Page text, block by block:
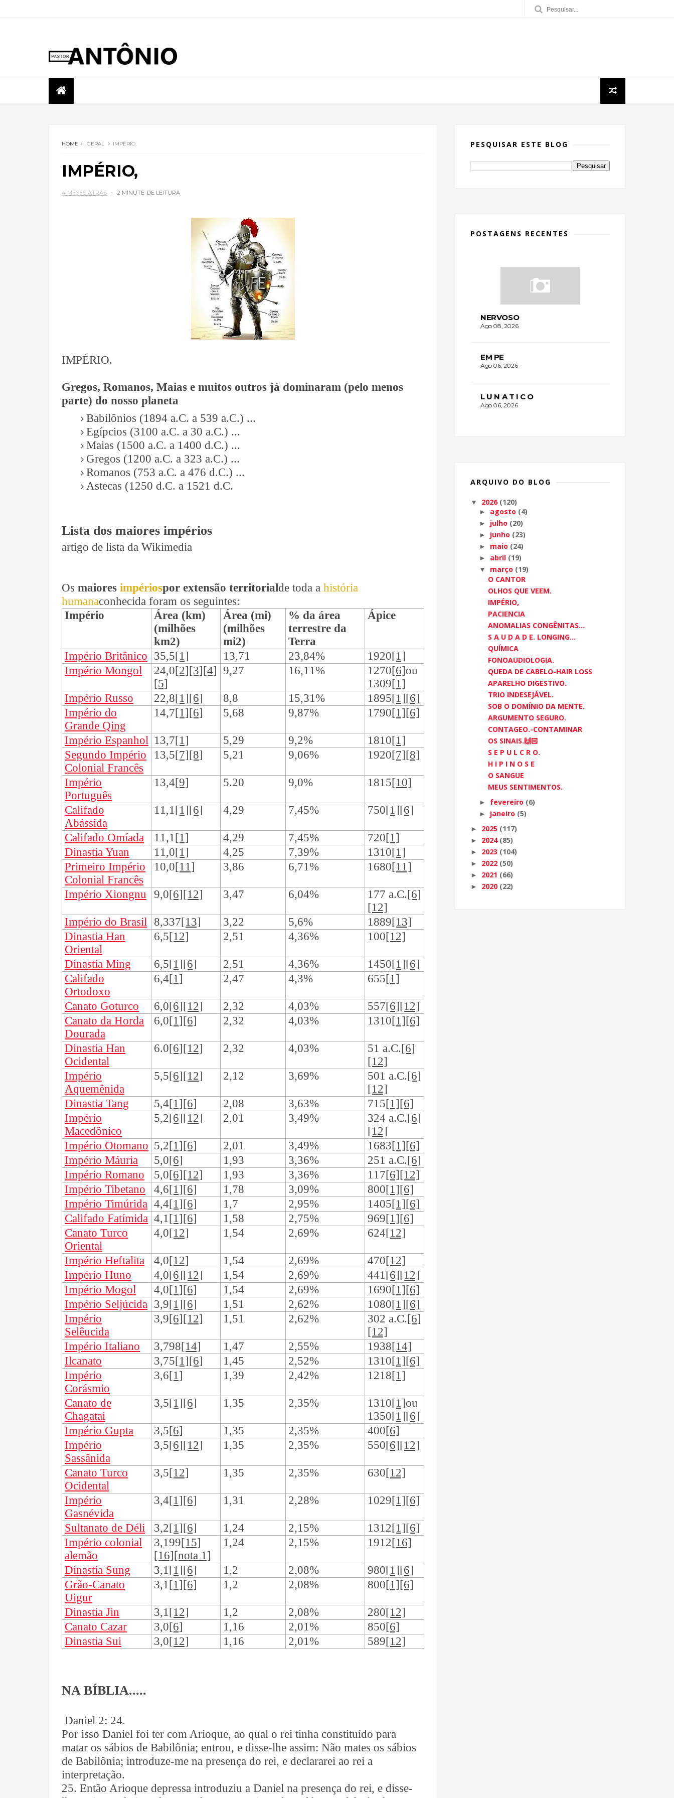
HOME GERAL IMPÉRIO,
IMPÉRIO,
4 MESES ATRÁS 2 MINUTE DE LEITURA
IMPÉRIO.
Gregos, Romanos, Maias e muitos outros já dominaram (pelo menos
parte) do nosso planeta
Babilônios (1894 a.C. a 539 a.C.) ...
Egípcios (3100 a.C. a 30 a.C.) ...
Maias (1500 a.C. a 1400 d.C.) ...
Gregos (1200 a.C. a 323 a.C.) ...
Romanos (753 a.C. a 476 d.C.) ...
Astecas (1250 d.C. a 1521 d.C.
Lista dos maiores impérios
artigo de lista da Wikimedia
Os maiores impériospor extensão territorialde toda a história
humanaconhecida foram os seguintes:
Império
Área (km)
(milhões
km2)
Área (mi)
(milhões
mi2)
% da área
terrestre da
Terra
Ápice
Império Britânico 35,5[1] 13,71 23,84% 1920[1]
Império Mongol
24,0[2][3][4]
[5]
9,27 16,11% 1270[6]ou
1309[1]
Império Russo
22,8[1][6] 8,8 15,31% 1895[1][6]
Império do
Grande Qing
14,7[1][6] 5,68 9,87% 1790[1][6]
Império Espanhol 13,7[1] 5,29 9,2% 1810[1]
Segundo Império
Colonial Francês
13,5[7][8] 5,21 9,06% 1920[7][8]
Império
Português
13,4[9] 5.20 9,0% 1815[10]
Califado
Abássida
11,1[1][6] 4,29 7,45% 750[1][6]
Califado Omíada 11,1[1] 4,29 7,45% 720[1]
Dinastia Yuan
11,0[1] 4,25 7,39% 1310[1]
Primeiro Império
Colonial Francês
10,0[11] 3,86 6,71% 1680[11]
Império Xiongnu 9,0[6][12] 3,47 6,04% 177 a.C.[6]
[12]
Império do Brasil 8,337[13] 3,22 5,6% 1889[13]
Dinastia Han
Oriental
6,5[12] 2,51 4,36% 100[12]
Dinastia Ming 6,5[1][6] 2,51 4,36% 1450[1][6]
Califado
Ortodoxo
6,4[1] 2,47 4,3% 655[1]
Canato Goturco 6,0[6][12] 2,32 4,03% 557[6][12]
Canato da Horda
Dourada
6,0[1][6] 2,32 4,03% 1310[1][6]
Dinastia Han
Ocidental
6.0[6][12] 2,32 4,03% 51 a.C.[6]
[12]
Império
Aquemênida
5,5[6][12] 2,12 3,69% 501 a.C.[6]
[12]
Dinastia Tang
5,4[1][6] 2,08 3,63% 715[1][6]
Império
Macedônico
5,2[6][12] 2,01 3,49% 324 a.C.[6]
[12]
Império Otomano 5,2[1][6] 2,01 3,49% 1683[1][6]
Império Máuria
5,0[6] 1,93 3,36% 251 a.C.[6]
Império Romano
5,0[6][12] 1,93 3,36% 117[6][12]
Império Tibetano
4,6[1][6] 1,78 3,09% 800[1][6]
Império Timúrida 4,4[1][6] 1,7 2,95% 1405[1][6]
Califado Fatímida 4,1[1][6] 1,58 2,75% 969[1][6]
Canato Turco
Oriental
4,0[12] 1,54 2,69% 624[12]
Império Heftalita 4,0[12] 1,54 2,69% 470[12]
Império Huno
4,0[6][12] 1,54 2,69% 441[6][12]
Império Mogol
4,0[1][6] 1,54 2,69% 1690[1][6]
Império Seljúcida 3,9[1][6] 1,51 2,62% 1080[1][6]
Império
Selêucida
3,9[6][12] 1,51 2,62% 302 a.C.[6]
[12]
Império Italiano
3,798[14] 1,47 2,55% 1938[14]
Ilcanato
3,75[1][6] 1,45 2,52% 1310[1][6]
Império
Corásmio
3,6[1] 1,39 2,42% 1218[1]
Canato de
Chagatai
3,5[1][6] 1,35 2,35% 1310[1]ou
1350[1][6]
Império Gupta
3,5[6] 1,35 2,35% 400[6]
Império
Sassânida
3,5[6][12] 1,35 2,35% 550[6][12]
Canato Turco
Ocidental
3,5[12] 1,35 2,35% 630[12]
Império
Gasnévida
3,4[1][6] 1,31 2,28% 1029[1][6]
Sultanato de Déli 3,2[1][6] 1,24 2,15% 1312[1][6]
Império colonial
alemão
3,199[15]
[16][nota 1]
1,24 2,15% 1912[16]
Dinastia Sung 3,1[1][6] 1,2 2,08% 980[1][6]
Grão-Canato
Uigur
3,1[1][6] 1,2 2,08% 800[1][6]
Dinastia Jin 3,1[12] 1,2 2,08% 280[12]
Canato Cazar
3,0[6] 1,16 2,01% 850[6]
Dinastia Sui
3,0[12] 1,16 2,01% 589[12]
NA BÍBLIA.....
Daniel 2: 24.
Por isso Daniel foi ter com Arioque, ao qual o rei tinha constituído para
matar os sábios de Babilônia; entrou, e disse-lhe assim: Não mates os sábios
de Babilônia; introduze-me na presença do rei, e declararei ao rei a
interpretação.
25. Então Arioque depressa introduziu a Daniel na presença do rei, e disse-
PESQUISAR ESTE BLOG
POSTAGENS RECENTES
NERVOSO
Ago 08, 2026
EM PE
Ago 06, 2026
L U N A T I C O
Ago 06, 2026
ARQUIVO DO BLOG
▼ 2026 (120)
► agosto (4)
► julho (20)
► junho (23)
► maio (24)
► abril (19)
▼ março (19)
O CANTOR
OLHOS QUE VEEM.
IMPÉRIO,
PACIENCIA
ANOMALIAS CONGÊNITAS...
S A U D A D E. LONGING...
QUÍMICA
FONOAUDIOLOGIA.
QUEDA DE CABELO-HAIR LOSS
APARELHO DIGESTIVO.
TRIO INDESEJÁVEL.
SOB O DOMÍNIO DA MENTE.
ARGUMENTO SEGURO.
CONTAGEO.-CONTAMINAR
OS SINAIS.🙌🏻
S E P U L C R O.
H I P I N O S E
O SANGUE
MEUS SENTIMENTOS.
► fevereiro (6)
► janeiro (5)
► 2025 (117)
► 2024 (85)
► 2023 (104)
► 2022 (50)
► 2021 (66)
► 2020 (22)